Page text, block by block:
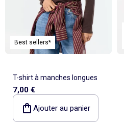
Best sellers*
T-shirt à manches longues
7,00 €
Ajouter au panier